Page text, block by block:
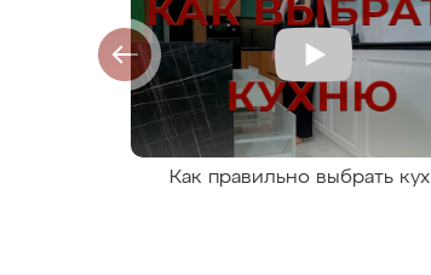
Как правильно выбрать